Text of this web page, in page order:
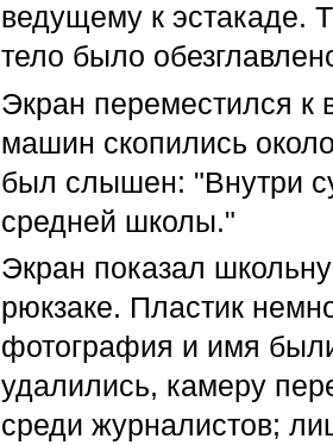
ведущему к эстакаде.
тело было
Экран переместился к
машин скопились
был слышен: "Внутри
средней школы."
Экран показал
рюкзаке. Пластик
фотография и имя
удалились, камеру
среди журналистов;